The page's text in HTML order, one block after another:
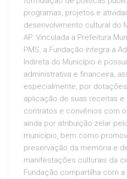
programas, projetos e
desenvolvimento cultural do
AP. Vinculada a Prefeitura
PMS, a Fundação integra a
Indireta do Município e
administrativa e financeira,
especialmente, por
aplicação de suas receitas e
contratos e convênios com
ainda por atribuição zelar
município, bem como
preservação da memória e
manifestações culturais da
Fundação compartilha com